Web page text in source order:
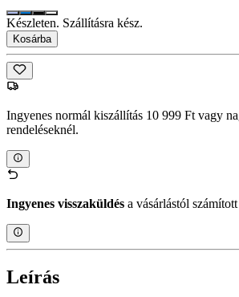
Készleten. Szállításra kész.
Kosárba
Ingyenes normál kiszállítás 10 999 Ft vagy
rendeléseknél.
Ingyenes visszaküldés a vásárlástól
Leírás